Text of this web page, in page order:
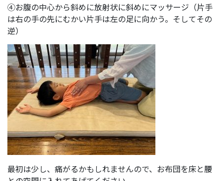
④お腹の中心から斜めに放射状に斜めにマッサージ（片手
は右の手の先にむかい片手は左の足に向かう。そしてその
逆）
最初は少し、痛がるかもしれませんので、お布団を床と腰